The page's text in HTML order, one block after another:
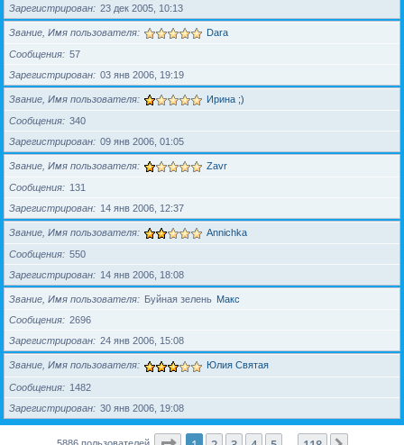
Зарегистрирован
23 дек 2005, 10:13
Звание, Имя пользователя Dara
Сообщения
57
Зарегистрирован
03 янв 2006, 19:19
Звание, Имя пользователя Ирина ;)
Сообщения
340
Зарегистрирован
09 янв 2006, 01:05
Звание, Имя пользователя Zavr
Сообщения
131
Зарегистрирован
14 янв 2006, 12:37
Звание, Имя пользователя Annichka
Сообщения
550
Зарегистрирован
14 янв 2006, 18:08
Звание, Имя пользователя Буйная зелень Макс
Сообщения
2696
Зарегистрирован
24 янв 2006, 15:08
Звание, Имя пользователя Юлия Святая
Сообщения
1482
Зарегистрирован
30 янв 2006, 19:08
5886 пользователей